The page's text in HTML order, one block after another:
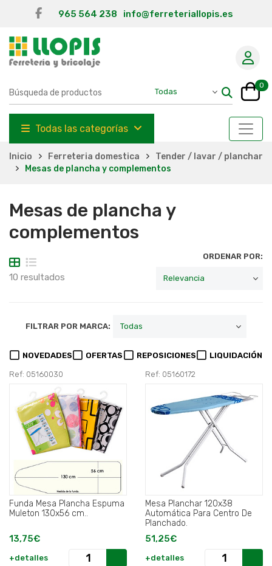
965 564 238 info@ferreteriallopis.es
0
Todas las categorías
Inicio Ferreteria domestica
Tender / lavar / planchar
Mesas de plancha y complementos
Mesas de plancha y
complementos
10 resultados
ORDENAR POR:
FILTRAR POR MARCA:
NOVEDADES OFERTAS REPOSICIONES LIQUIDACIÓN
Ref: 05160030
Funda Mesa Plancha Espuma
Muleton 130x56 cm..
13,75€
+detalles
Ref: 05160172
Mesa Planchar 120x38
Automática Para Centro De
Planchado.
51,25€
+detalles